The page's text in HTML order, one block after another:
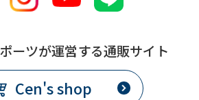
ーツが運営する通販サイト
Cen's shop